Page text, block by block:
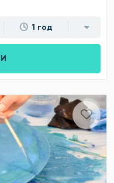
1 год